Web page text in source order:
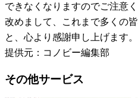
できなくなりますのでご注意く
改めまして、これまで多くの
と、心より感謝申し上げます。
提供元：コノビー編集部
その他サービス